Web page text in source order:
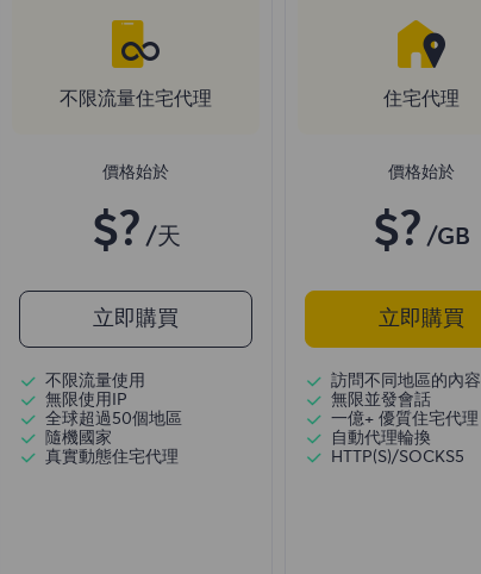
不限流量住宅代理
價格始於
$? /天
立即購買
不限流量使用
無限使用IP
全球超過50個地區
隨機國家
真實動態住宅代理
住宅代理
價格始於
$? /GB
立即購買
訪問不同地區的內容
無限並發會話
一億+ 優質住宅代理
自動代理輪換
HTTP(S)/SOCKS5